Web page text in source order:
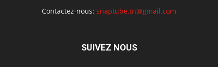
Contactez-nous: snaptube.tn@gmail.com
SUIVEZ NOUS